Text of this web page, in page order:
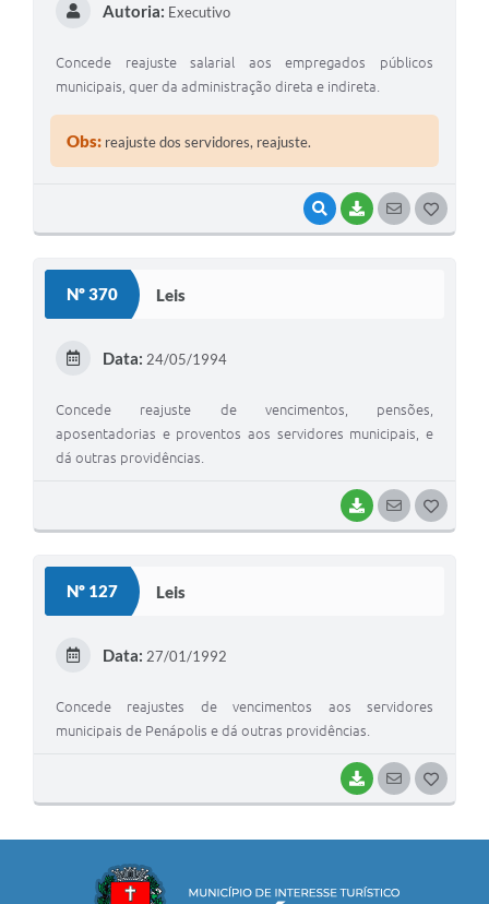
VISUALIZAR
BAIXARSEGUIR
Autoria: Executivo
Concede reajuste salarial aos empregados públicos
municipais, quer da administração direta e indireta.
Obs: reajuste dos servidores, reajuste.
Nº 370 Leis
BAIXARSEGUIR
Data: 24/05/1994
Concede reajuste de vencimentos, pensões,
aposentadorias e proventos aos servidores municipais, e
dá outras providências.
Nº 127 Leis
BAIXARSEGUIR
Data: 27/01/1992
Concede reajustes de vencimentos aos servidores
municipais de Penápolis e dá outras providências.